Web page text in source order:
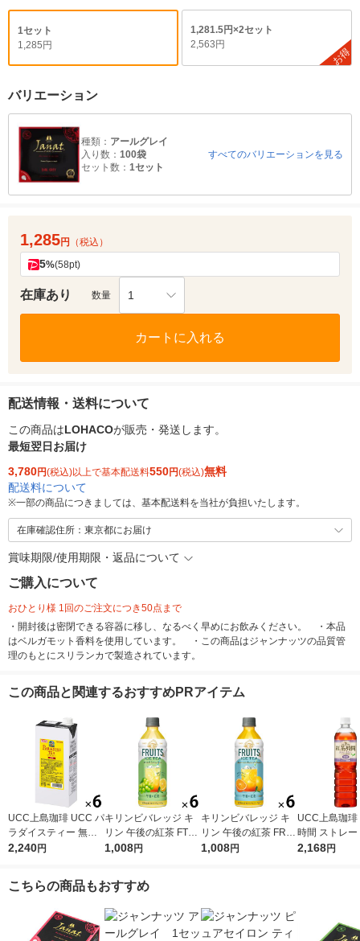
1セット
1,285円
1,281.5円×2セット
2,563円
お得
バリエーション
種類： アールグレイ
入り数： 100袋
セット数： 1セット
すべてのバリエーションを見る
1,285円 （税込）
5%(58pt)
在庫あり 数量 1
カートに入れる
配送情報・送料について
この商品はLOHACOが販売・発送します。
最短翌日お届け
3,780円(税込)以上で基本配送料550円(税込)無料
配送料について
※一部の商品につきましては、基本配送料を当社が負担いたします。
在庫確認住所：東京都にお届け
賞味期限/使用期限・返品について
ご購入について
おひとり様 1回のご注文につき50点まで
・開封後は密閉できる容器に移し、なるべく早めにお飲みください。 ・本品
はベルガモット香料を使用しています。 ・この商品はジャンナッツの品質管
理のもとにスリランカで製造されています。
この商品と関連するおすすめPRアイテム
UCC上島珈琲 UCC パ
ラダイスティー 無糖
1000ml 1箱（6本入）
2,240円
キリンビバレッジ キ
リン 午後の紅茶 FTUI
TS ＆ ICE TEA （フ
ン 500ml 1セット（6
1,008円
キリンビバレッジ キ
リン 午後の紅茶 FRUI
TS ＆ ICE TEA （フ
1,008円
UCC上島珈琲
時間 ストレー
ー 無糖
2,168円
こちらの商品もおすすめ